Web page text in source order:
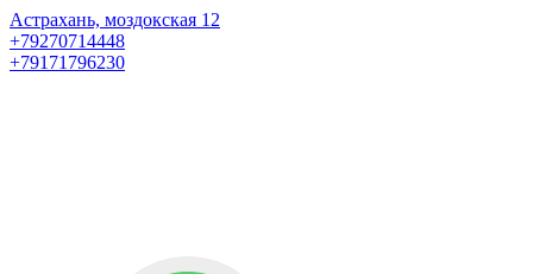
Астрахань, моздокская 12
+79270714448
+79171796230